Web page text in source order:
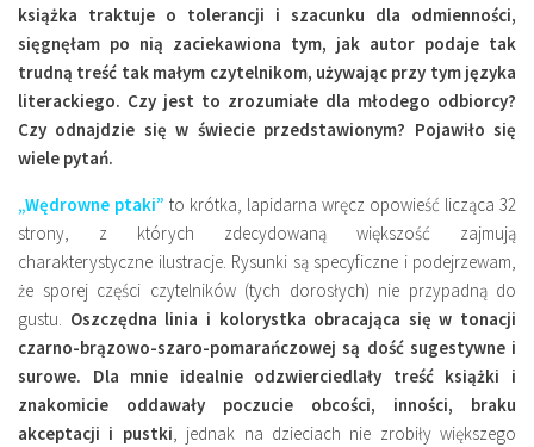
Podróże
książka traktuje o tolerancji i szacunku dla odmienności,
sięgnęłam po nią zaciekawiona tym, jak autor podaje tak
trudną treść tak małym czytelnikom, używając przy tym języka
literackiego. Czy jest to zrozumiałe dla młodego odbiorcy?
Czy odnajdzie się w świecie przedstawionym? Pojawiło się
wiele pytań.
„Wędrowne ptaki” to krótka, lapidarna wręcz opowieść licząca 32
strony, z których zdecydowaną większość zajmują
charakterystyczne ilustracje. Rysunki są specyficzne i podejrzewam,
że sporej części czytelników (tych dorosłych) nie przypadną do
gustu. Oszczędna linia i kolorystka obracająca się w tonacji
czarno-brązowo-szaro-pomarańczowej są dość sugestywne i
surowe.
Dla mnie idealnie odzwierciedlały treść książki i
znakomicie oddawały poczucie obcości, inności, braku
akceptacji i pustki, jednak na dzieciach nie zrobiły większego